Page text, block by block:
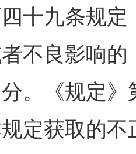
十九条规
不良影响
。《规定
定获取的